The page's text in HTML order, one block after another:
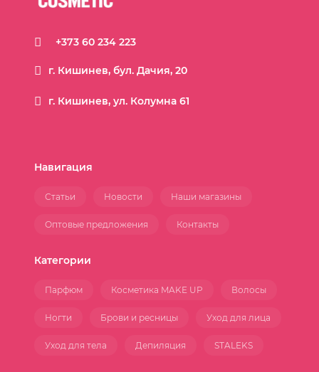
г. Кишинев, ул. Колумна 61
+373 60 234 223
г. Кишинев, бул. Дачия, 20
Статьи Новости Наши магазины
Оптовые предложения Контакты
Навигация
Парфюм Косметика MAKE UP Волосы
Ногти Брови и ресницы Уход для лица
Уход для тела Депиляция STALEKS
Категории